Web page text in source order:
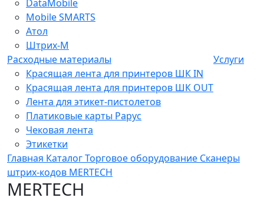
DataMobile
Mobile SMARTS
Атол
Штрих-М
Расходные материалы
Красящая лента для принтеров ШК IN
Красящая лента для принтеров ШК OUT
Лента для этикет-пистолетов
Платиковые карты Рарус
Чековая лента
Этикетки
Услуги
Главная КаталогТорговое оборудование Сканеры
штрих-кодов MERTECH
MERTECH